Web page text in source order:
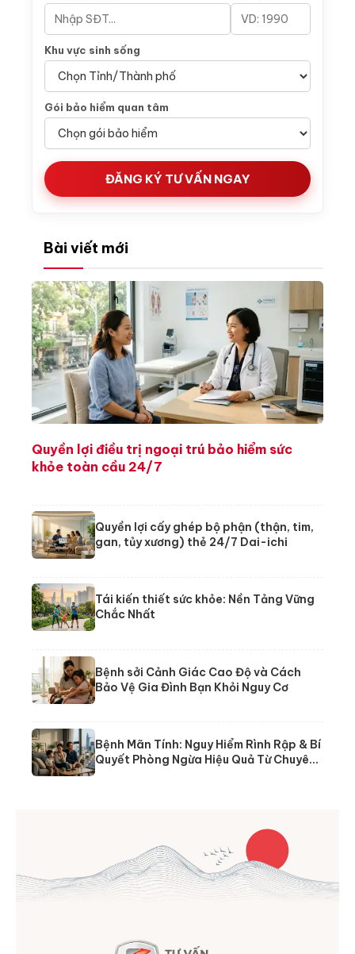
Khu vực sinh sống
Gói bảo hiểm quan tâm
ĐĂNG KÝ TƯ VẤN NGAY
Bài viết mới
Quyền lợi điều trị ngoại trú bảo hiểm sức
khỏe toàn cầu 24/7
Quyền lợi cấy ghép bộ phận (thận, tim,
gan, tủy xương) thẻ 24/7 Dai-ichi
Tái kiến thiết sức khỏe: Nền Tảng Vững
Chắc Nhất
Bệnh sởi Cảnh Giác Cao Độ và Cách
Bảo Vệ Gia Đình Bạn Khỏi Nguy Cơ
Bệnh Mãn Tính: Nguy Hiểm Rình Rập & Bí
Quyết Phòng Ngừa Hiệu Quả Từ Chuyên